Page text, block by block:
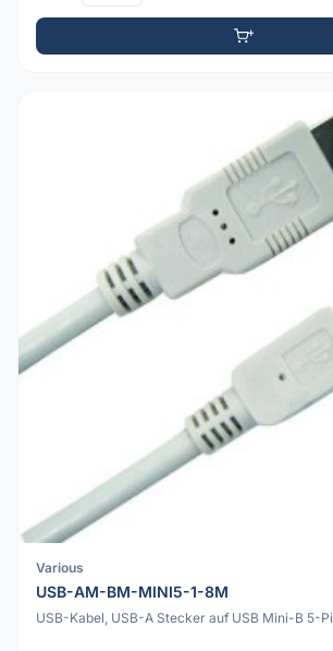
Various
USB-AM-BM-MINI5-1-8M
USB-Kabel, USB-A Stecker auf USB Mini-B 5-